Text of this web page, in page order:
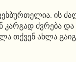
ის
კარგად ძვრება
თქვენ ახლა